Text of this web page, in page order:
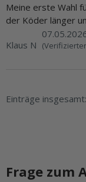
Meine erste Wahl
der Köder länger
Klaus N
Einträge
Frage zum